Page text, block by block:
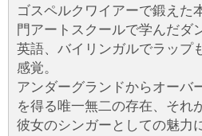
ゴスペルクワイアーで鍛えた
門アートスクールで学んだダ
英語、バイリンガルでラップ
感覚。
アンダーグランドからオーバ
を得る唯一無二の存在、それ
彼女のシンガーとしての魅力